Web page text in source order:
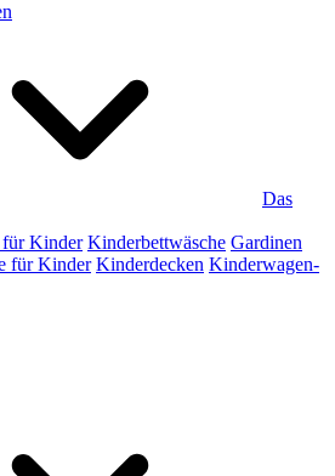
Das
für Kinder Kinderbettwäsche Gardinen
für Kinder Kinderdecken Kinderwagen-